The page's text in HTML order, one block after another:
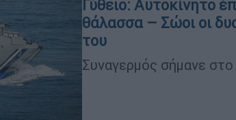
Γύθειο: Αυτοκίνητο
θάλασσα – Σώοι οι
του
Συναγερμός σήμανε στο